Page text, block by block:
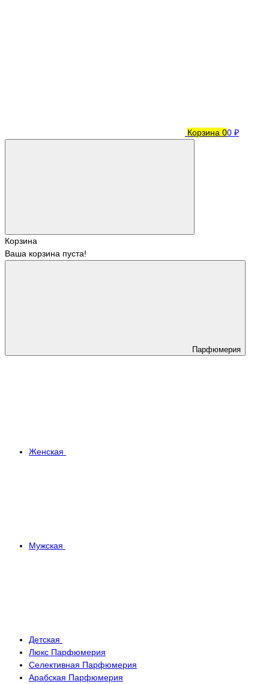
Корзина 00 ₽
Корзина
Ваша корзина пуста!
Парфюмерия
Женская
Мужская
Детская
Люкс Парфюмерия
Селективная Парфюмерия
Арабская Парфюмерия